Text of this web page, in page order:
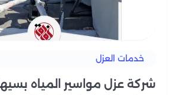
خدمات العزل
شركة عزل مواسير المياه